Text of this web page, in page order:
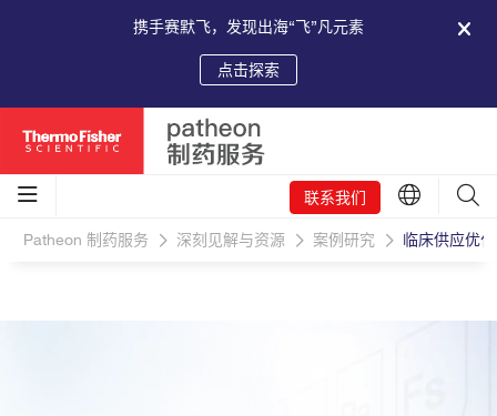
携手赛默飞，发现出海“飞”凡元素
点击探索
联系我们
Patheon 制药服务 深刻见解与资源 案例研究 临床供应优